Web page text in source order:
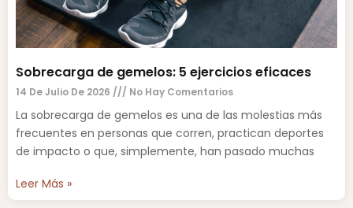
Sobrecarga de gemelos: 5 ejercicios eficaces
14 De Julio De 2026 No Hay Comentarios
La sobrecarga de gemelos es una de las molestias más
frecuentes en personas que corren, practican deportes
de impacto o que, simplemente, han pasado muchas
Leer Más »